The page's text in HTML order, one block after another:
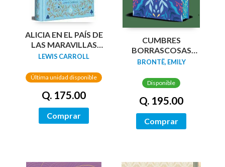
ALICIA EN EL PAÍS DE
LAS MARAVILLAS
(EDICIÓN LIMITADA
PINTADOS)
LEWIS CARROLL
Última unidad disponible
Q. 175.00
Comprar
CUMBRES
BORRASCOSAS
(EDICION LIMITADA
TINTADOS)
BRONTË, EMILY
Disponible
Q. 195.00
Comprar